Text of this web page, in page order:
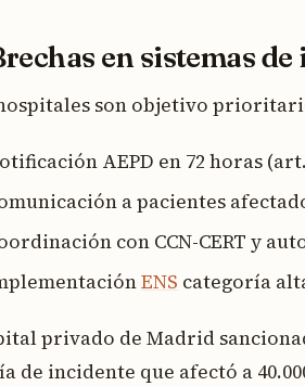
en sistemas
son objetivo
AEPD en 72 horas (art.
a pacientes
con CCN-CERT y
ENS categoría
privado de Madrid
de incidente que afectó a